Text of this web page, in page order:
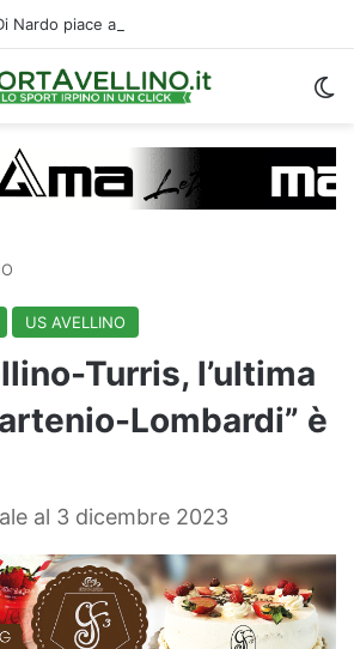
US AVELLINO
Turris, l’ultima
Lombardi” è
al 3 dicembre 2023